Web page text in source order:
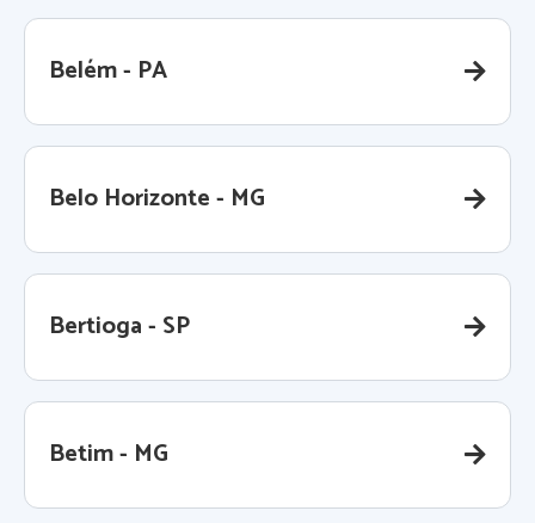
Belém - PA
Belo Horizonte - MG
Bertioga - SP
Betim - MG